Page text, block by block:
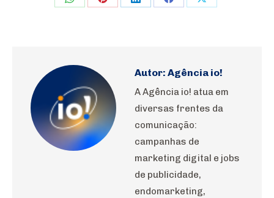
Share Share Share Share Share
Autor: Agência io!
A Agência io! atua em
diversas frentes da
comunicação:
campanhas de
marketing digital e jobs
de publicidade,
endomarketing,